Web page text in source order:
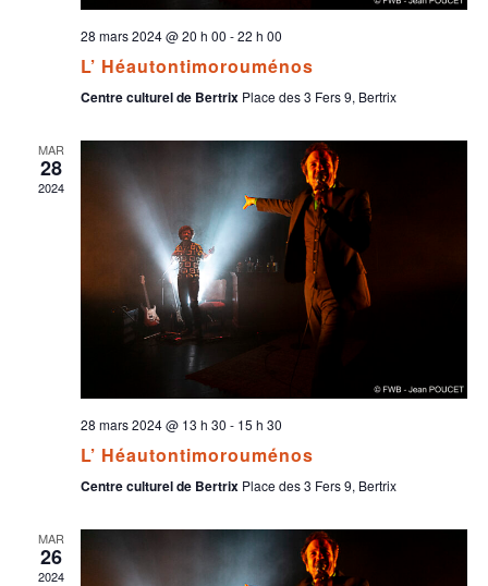
28 mars 2024 @ 20 h 00 -22 h 00
L’ Héautontimorouménos
Centre culturel de Bertrix Place des 3 Fers 9, Bertrix
MAR
28
2024
28 mars 2024 @ 13 h 30 - 15 h 30
L’ Héautontimorouménos
Centre culturel de Bertrix Place des 3 Fers 9, Bertrix
MAR
26
2024